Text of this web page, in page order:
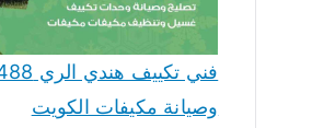
وصيانة مكيفات الكويت